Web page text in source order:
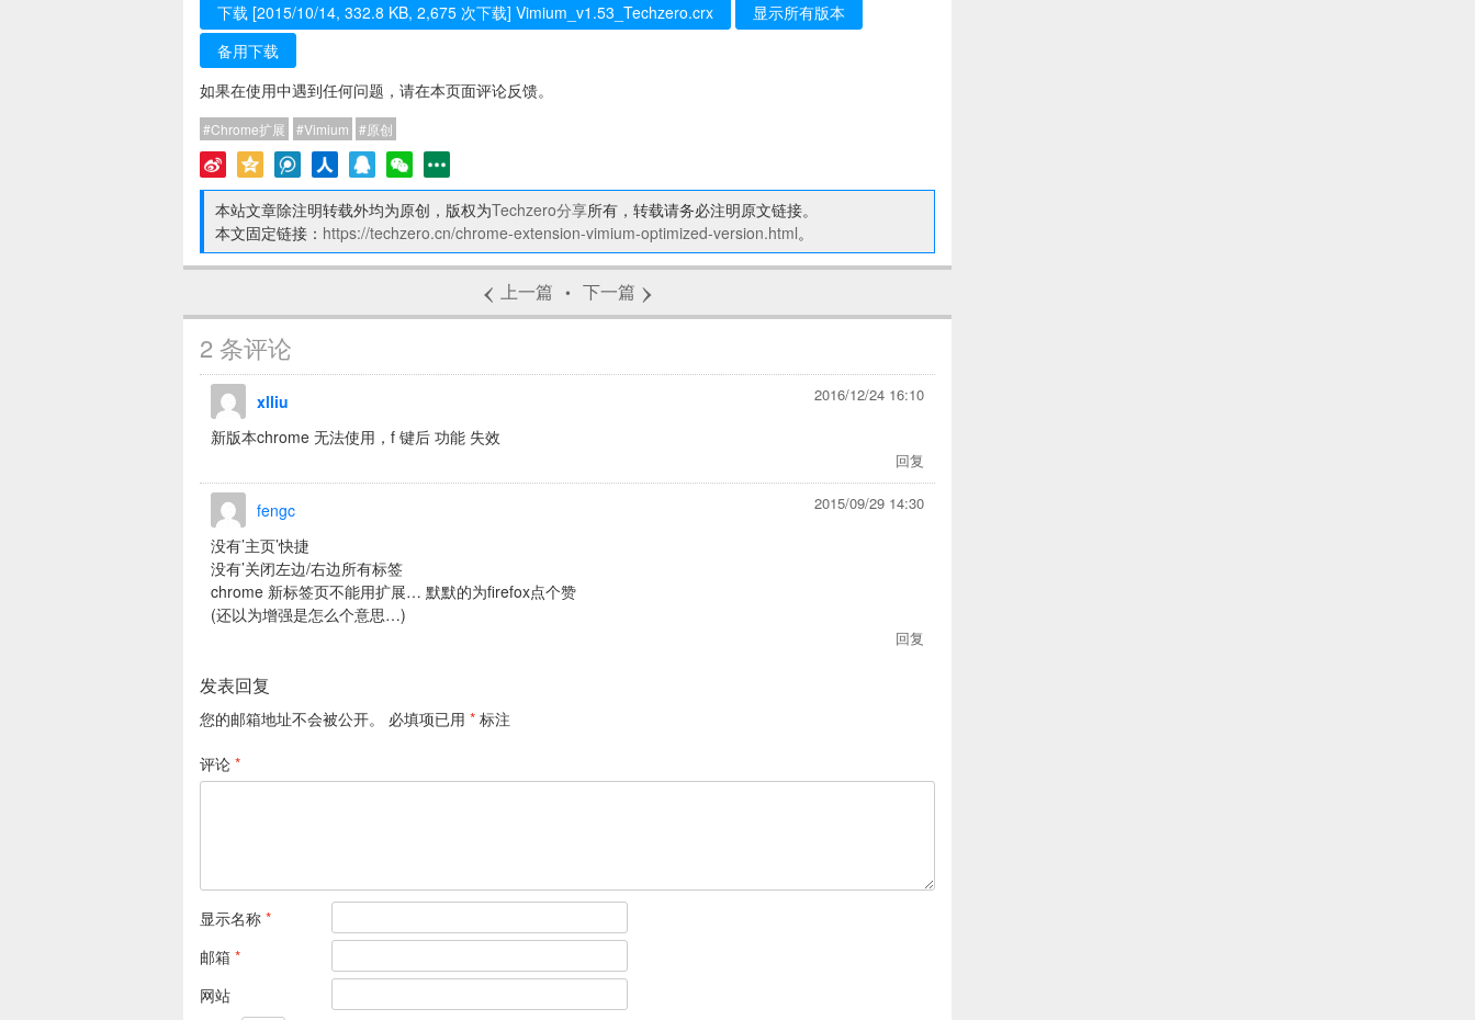
下载 [2015/10/14, 332.8 KB, 2,675 次下载] Vimium_v1.53_Techzero.crx
显示所有版本
备用下载
如果在使用中遇到任何问题，请在本页面评论反馈。
Chrome扩展 Vimium 原创
本站文章除注明转载外均为原创，版权为Techzero分享所有，转载请务必注明原文链接。
本文固定链接： https://techzero.cn/chrome-extension-vimium-optimized-version.html。
‹ 上一篇 • 下一篇 ›
2 条评论
xlliu 2016/12/24 16:10
新版本chrome 无法使用，f 键后 功能 失效
回复
fengc 2015/09/29 14:30
没有’主页’快捷
没有’关闭左边/右边所有标签
chrome 新标签页不能用扩展… 默默的为firefox点个赞
(还以为增强是怎么个意思…)
回复
发表回复
您的邮箱地址不会被公开。 必填项已用 * 标注
评论 *
显示名称 *
邮箱 *
网站